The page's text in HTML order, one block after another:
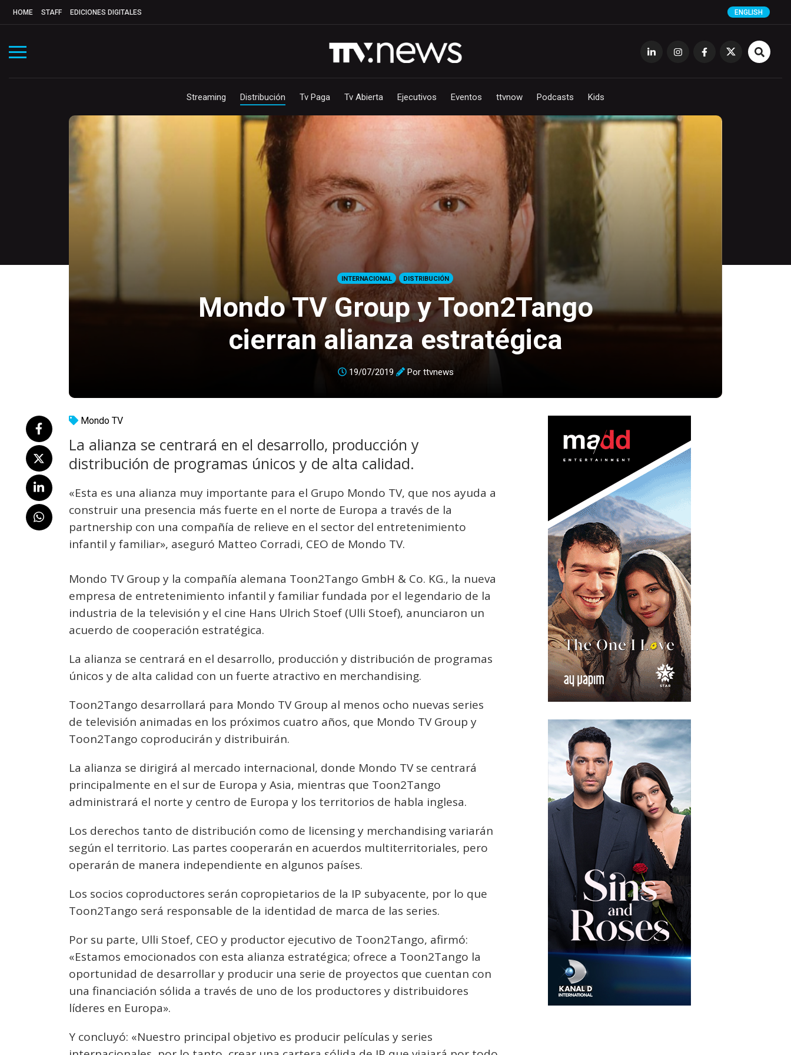
HOME STAFF EDICIONES DIGITALES ENGLISH
Streaming Distribución Tv Paga Tv Abierta Ejecutivos Eventos ttvnow Podcasts Kids
INTERNACIONAL DISTRIBUCIÓN
Mondo TV Group y Toon2Tango
cierran alianza estratégica
19/07/2019 Por ttvnews
Mondo TV
La alianza se centrará en el desarrollo, producción y
distribución de programas únicos y de alta calidad.
«Esta es una alianza muy importante para el Grupo Mondo TV, que nos ayuda a
construir una presencia más fuerte en el norte de Europa a través de la
partnership con una compañía de relieve en el sector del entretenimiento
infantil y familiar», aseguró Matteo Corradi, CEO de Mondo TV.
Mondo TV Group y la compañía alemana Toon2Tango GmbH & Co. KG., la nueva
empresa de entretenimiento infantil y familiar fundada por el legendario de la
industria de la televisión y el cine Hans Ulrich Stoef (Ulli Stoef), anunciaron un
acuerdo de cooperación estratégica.
La alianza se centrará en el desarrollo, producción y distribución de programas
únicos y de alta calidad con un fuerte atractivo en merchandising.
Toon2Tango desarrollará para Mondo TV Group al menos ocho nuevas series
de televisión animadas en los próximos cuatro años, que Mondo TV Group y
Toon2Tango coproducirán y distribuirán.
La alianza se dirigirá al mercado internacional, donde Mondo TV se centrará
principalmente en el sur de Europa y Asia, mientras que Toon2Tango
administrará el norte y centro de Europa y los territorios de habla inglesa.
Los derechos tanto de distribución como de licensing y merchandising variarán
según el territorio. Las partes cooperarán en acuerdos multiterritoriales, pero
operarán de manera independiente en algunos países.
Los socios coproductores serán copropietarios de la IP subyacente, por lo que
Toon2Tango será responsable de la identidad de marca de las series.
Por su parte, Ulli Stoef, CEO y productor ejecutivo de Toon2Tango, afirmó:
«Estamos emocionados con esta alianza estratégica; ofrece a Toon2Tango la
oportunidad de desarrollar y producir una serie de proyectos que cuentan con
una financiación sólida a través de uno de los productores y distribuidores
líderes en Europa».
Y concluyó: «Nuestro principal objetivo es producir películas y series